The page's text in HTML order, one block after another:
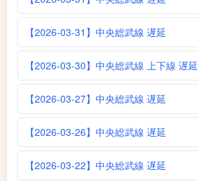
【2026-03-31】中央総武線 遅延
【2026-03-30】中央総武線 上下線 遅延
【2026-03-27】中央総武線 遅延
【2026-03-26】中央総武線 遅延
【2026-03-22】中央総武線 遅延